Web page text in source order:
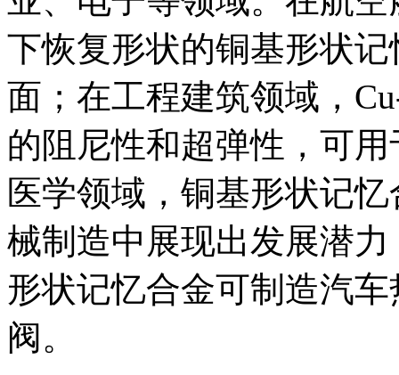
下恢复形状的铜基形状
面；在工程建筑领域，
的阻尼性和超弹性，可
医学领域，铜基形状记
械制造中展现出发展潜
形状记忆合金可制造汽
阀。